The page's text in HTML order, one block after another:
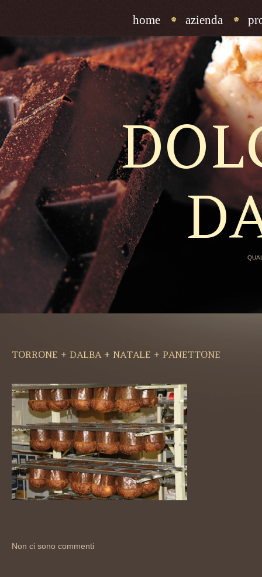
home azienda
TORRONE + DALBA + NATALE + PANETTONE
Non ci sono commenti